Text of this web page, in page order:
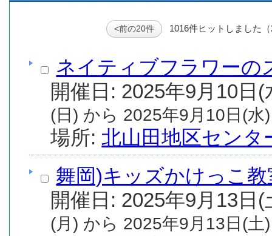
<前の20件 1016件ヒットしました
ネイティブフラワーの
(日) から 2025年9月10日(水
場所:北山田地区センタ
舞岡)キッズかけっこ教
(月) から 2025年9月13日(土